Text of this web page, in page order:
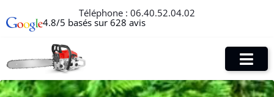
Téléphone : 06.40.52.04.02
4.8/5 basés sur 628 avis